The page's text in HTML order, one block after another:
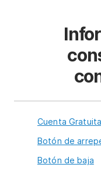
Cuenta
Botón de
Botón de baja